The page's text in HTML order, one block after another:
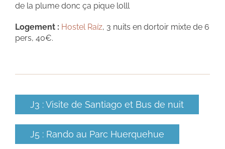
de la plume donc ça pique lolll
Logement : Hostel Raíz, 3 nuits en dortoir mixte de 6
pers, 40€.
J3 : Visite de Santiago et Bus de nuit
J5 : Rando au Parc Huerquehue